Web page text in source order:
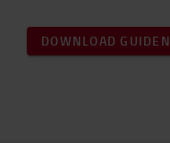
DOWNLOAD GUIDEN